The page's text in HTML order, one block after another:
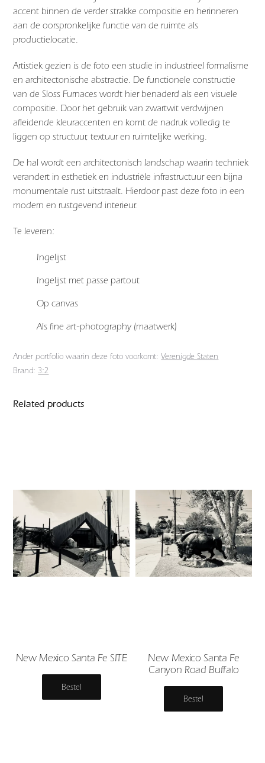
accent binnen de verder strakke compositie en herinneren
aan de oorspronkelijke functie van de ruimte als
productielocatie.
Artistiek gezien is de foto een studie in industrieel formalisme
en architectonische abstractie. De functionele constructie
van de Sloss Furnaces wordt hier benaderd als een visuele
compositie. Door het gebruik van zwartwit verdwijnen
afleidende kleuraccenten en komt de nadruk volledig te
liggen op structuur, textuur en ruimtelijke werking.
De hal wordt een architectonisch landschap waarin techniek
verandert in esthetiek en industriële infrastructuur een bijna
monumentale rust uitstraalt. Hierdoor past deze foto in een
modern en rustgevend interieur.
Te leveren:
Ingelijst
Ingelijst met passe partout
Op canvas
Als fine art-photography (maatwerk)
Ander portfolio waarin deze foto voorkomt:Verenigde Staten
Brand: 3:2
Related products
New Mexico Santa Fe SITE
Bestel
New Mexico Santa Fe
Canyon Road Buffalo
Bestel